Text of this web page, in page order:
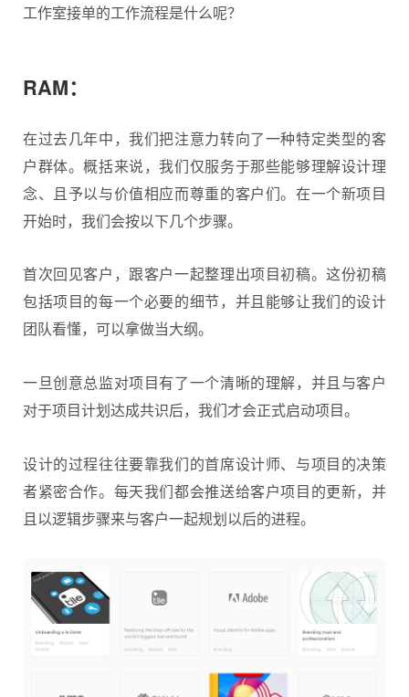
工作室接单的工作流程是什么呢？
RAM：
在过去几年中，我们把注意力转向了一种特定类型的客
户群体。概括来说，我们仅服务于那些能够理解设计理
念、且予以与价值相应而尊重的客户们。在一个新项目
开始时，我们会按以下几个步骤。
首次回见客户，跟客户一起整理出项目初稿。这份初稿
包括项目的每一个必要的细节，并且能够让我们的设计
团队看懂，可以拿做当大纲。
一旦创意总监对项目有了一个清晰的理解，并且与客户
对于项目计划达成共识后，我们才会正式启动项目。
设计的过程往往要靠我们的首席设计师、与项目的决策
者紧密合作。每天我们都会推送给客户项目的更新，并
且以逻辑步骤来与客户一起规划以后的进程。